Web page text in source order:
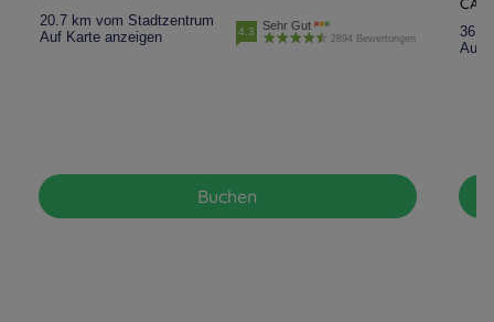
20.7 km vom Stadtzentrum
Auf Karte anzeigen
4.3 Sehr Gut
2894 Bewertungen
Buchen
36.2
Auf